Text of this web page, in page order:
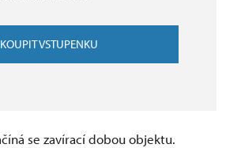
KOUPIT VSTUPENKU
se zavírací dobou objektu.